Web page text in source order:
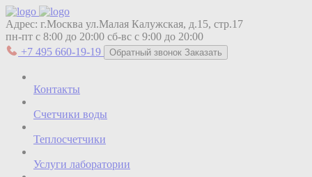
Адрес: г.Москва ул.Малая Калужская, д.15, стр.17
пн-пт с 8:00 до 20:00 сб-вс с 9:00 до 20:00
+7 495 660-19-19
Обратный звонок Заказать
Контакты
Счетчики воды
Теплосчетчики
Услуги лаборатории